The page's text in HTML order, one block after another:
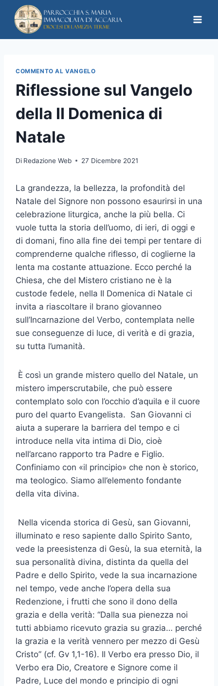
COMMENTO AL VANGELO
Riflessione sul Vangelo
della II Domenica di
Natale
Di Redazione Web 27 Dicembre 2021
La grandezza, la bellezza, la profondità del
Natale del Signore non possono esaurirsi in una
celebrazione liturgica, anche la più bella. Ci
vuole tutta la storia dell’uomo, di ieri, di oggi e
di domani, fino alla fine dei tempi per tentare di
comprenderne qualche riflesso, di coglierne la
lenta ma costante attuazione. Ecco perché la
Chiesa, che del Mistero cristiano ne è la
custode fedele, nella II Domenica di Natale ci
invita a riascoltare il brano giovanneo
sull’Incarnazione del Verbo, contemplata nelle
sue conseguenze di luce, di verità e di grazia,
su tutta l’umanità.
È così un grande mistero quello del Natale, un
mistero imperscrutabile, che può essere
contemplato solo con l’occhio d’aquila e il cuore
puro del quarto Evangelista. San Giovanni ci
aiuta a superare la barriera del tempo e ci
introduce nella vita intima di Dio, cioè
nell’arcano rapporto tra Padre e Figlio.
Confiniamo con «il principio» che non è storico,
ma teologico. Siamo all’elemento fondante
della vita divina.
Nella vicenda storica di Gesù, san Giovanni,
illuminato e reso sapiente dallo Spirito Santo,
vede la preesistenza di Gesù, la sua eternità, la
sua personalità divina, distinta da quella del
Padre e dello Spirito, vede la sua incarnazione
nel tempo, vede anche l’opera della sua
Redenzione, i frutti che sono il dono della
grazia e della verità: “Dalla sua pienezza noi
tutti abbiamo ricevuto grazia su grazia… perché
la grazia e la verità vennero per mezzo di Gesù
Cristo” (cf. Gv 1,1-16). Il Verbo era presso Dio, il
Verbo era Dio, Creatore e Signore come il
Padre, Luce del mondo e principio di ogni